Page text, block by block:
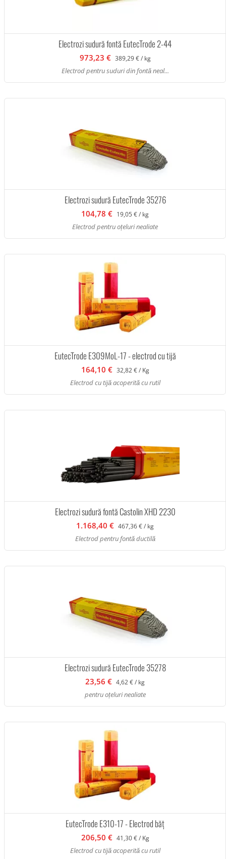
Electrozi sudură fontă EutecTrode 2-44
973,23 € 389,29 € / kg
Electrod pentru suduri din fontă neal...
Electrozi sudură EutecTrode 35276
104,78 € 19,05 € / kg
Electrod pentru oțeluri nealiate
EutecTrode E309MoL-17 - electrod cu tijă
164,10 € 32,82 € / Kg
Electrod cu tijă acoperită cu rutil
Electrozi sudură fontă Castolin XHD 2230
1.168,40 € 467,36 € / kg
Electrod pentru fontă ductilă
Electrozi sudură EutecTrode 35278
23,56 € 4,62 € / kg
pentru oțeluri nealiate
EutecTrode E310-17 - Electrod băț
206,50 € 41,30 € / Kg
Electrod cu tijă acoperită cu rutil